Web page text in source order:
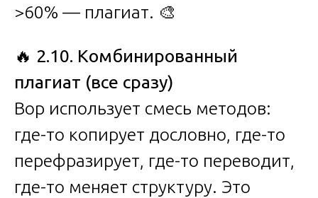
>60% — плагиат. 🎨
🔥 2.10. Комбинированный
плагиат (все сразу)
Вор использует смесь методов:
где-то копирует дословно, где-то
перефразирует, где-то переводит,
где-то меняет структуру. Это